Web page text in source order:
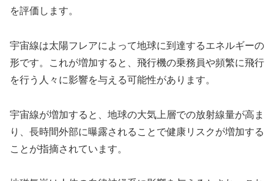
を評価します。
宇宙線は太陽フレアによって地球に到達するエネルギーの
形です。これが増加すると、飛行機の乗務員や頻繁に飛行
を行う人々に影響を与える可能性があります。
宇宙線が増加すると、地球の大気上層での放射線量が高ま
り、長時間外部に曝露されることで健康リスクが増加する
ことが指摘されています。